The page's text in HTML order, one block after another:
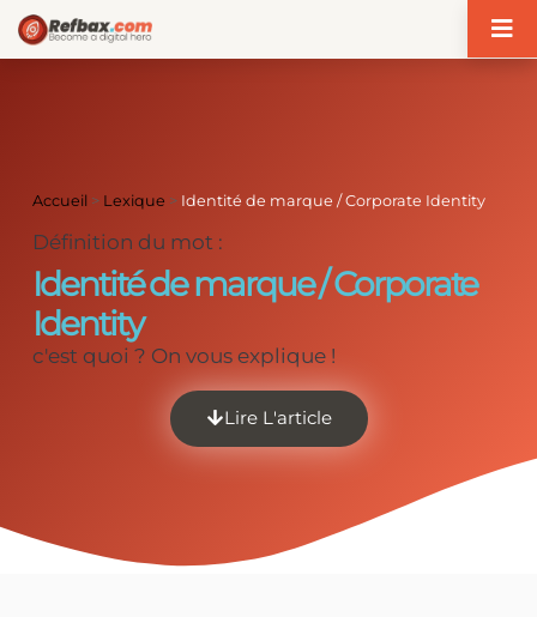
Accueil > Lexique > Identité de marque / Corporate Identity
Définition du mot :
Identité de marque / Corporate
Identity
c'est quoi ? On vous explique !
Lire L'article
Panneau de gestion des cookies